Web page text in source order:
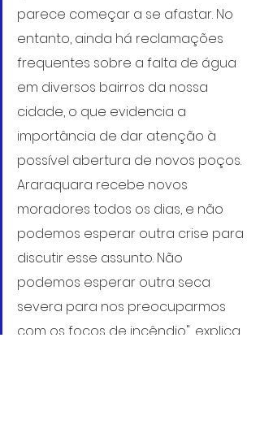
parece começar a se afastar. No
entanto, ainda há reclamações
frequentes sobre a falta de água
em diversos bairros da nossa
cidade, o que evidencia a
importância de dar atenção à
possível abertura de novos poços.
Araraquara recebe novos
moradores todos os dias, e não
podemos esperar outra crise para
discutir esse assunto. Não
podemos esperar outra seca
severa para nos preocuparmos
com os focos de incêndio", explica